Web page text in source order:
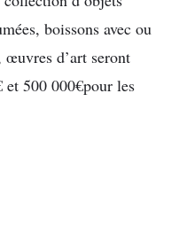
boissons avec ou
d’art seront
et 500 000€pour les